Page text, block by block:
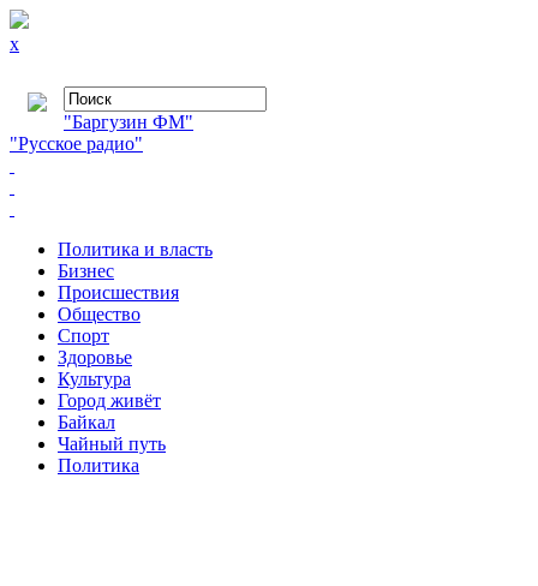
x
"Баргузин ФМ"
"Русское радио"
Политика и власть
Бизнес
Происшествия
Общество
Cпорт
Здоровье
Культура
Город живёт
Байкал
Чайный путь
Политика